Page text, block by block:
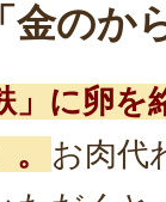
金のか
」に卵を
お肉代